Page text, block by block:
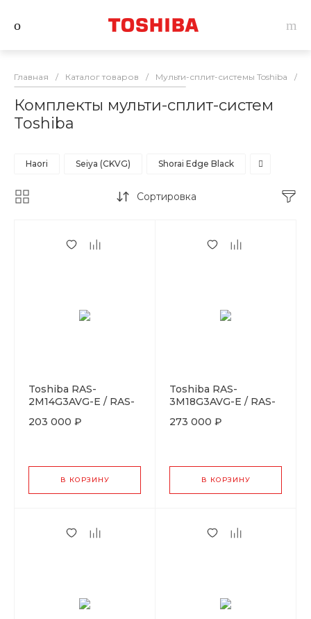
Главная / Каталог товаров / Мульти-сплит-системы Toshiba /
Комплекты мульти-сплит-систем
Toshiba
Haori Seiya (CKVG) Shorai Edge Black
Сортировка
Toshiba RAS-
2M14G3AVG-E / RAS-
203 000 ₽
В КОРЗИНУ
Toshiba RAS-
3M18G3AVG-E / RAS-
273 000 ₽
В КОРЗИНУ